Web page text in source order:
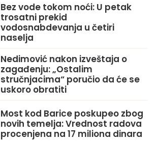
Bez vode tokom noći: U petak
trosatni prekid
vodosnabdevanja u četiri
naselja
Nedimović nakon izveštaja o
zagađenju: „Ostalim
stručnjacima“ poručio da će se
uskoro obratiti
Most kod Barice poskupeo zbog
novih temelja: Vrednost radova
procenjena na 17 miliona dinara